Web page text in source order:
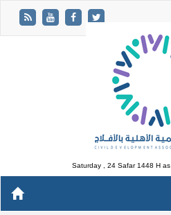
Saturday , 24 Safar 1448 H as